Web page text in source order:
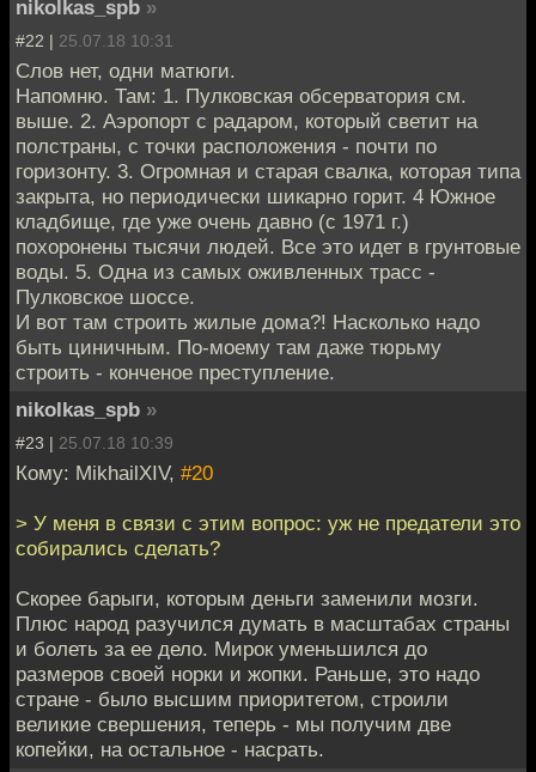
nikolkas_spb »
#22 | 25.07.18 10:31
Слов нет, одни матюги.
Напомню. Там: 1. Пулковская обсерватория см.
выше. 2. Аэропорт с радаром, который светит на
полстраны, с точки расположения - почти по
горизонту. 3. Огромная и старая свалка, которая типа
закрыта, но периодически шикарно горит. 4 Южное
кладбище, где уже очень давно (с 1971 г.)
похоронены тысячи людей. Все это идет в грунтовые
воды. 5. Одна из самых оживленных трасс -
Пулковское шоссе.
И вот там строить жилые дома?! Насколько надо
быть циничным. По-моему там даже тюрьму
строить - конченое преступление.
nikolkas_spb »
#23 | 25.07.18 10:39
Кому: MikhailXIV, #20
> У меня в связи с этим вопрос: уж не предатели это
собирались сделать?
Скорее барыги, которым деньги заменили мозги.
Плюс народ разучился думать в масштабах страны
и болеть за ее дело. Мирок уменьшился до
размеров своей норки и жопки. Раньше, это надо
стране - было высшим приоритетом, строили
великие свершения, теперь - мы получим две
копейки, на остальное - насрать.